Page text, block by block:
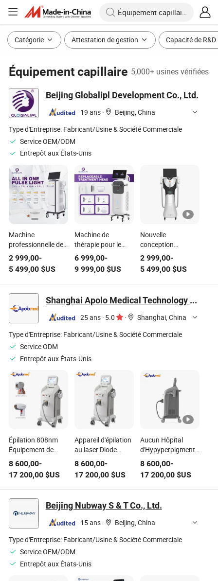
Catégorie Attestation de gestion Capacité de R&D
Équipement capillaire 5,000+ usines vérifiées
Beijing Globalipl Development Co., Ltd.
19 ans ·
Beijing, China
Type d'Entreprise: Fabricant/Usine & Société Commerciale
Service OEM/ODM
Entrepôt aux États-Unis
Machine
professionnelle de
rajeunissement de
la peau et
d'épilation par
lumière pulsée
(IPL+RF) Globalipl,
équipement de
beauté
multifonctionnel
2 999,00-
5 499,00 $US
Machine de
thérapie pour le
rajeunissement de
la peau,
l'élimination des
pigments et des
épilation par IPL,
beauté médicale
6 999,00-
9 999,00$US
Nouvelle
conception
professionnelle
d'équipement de
salon de beauté
pour l'épilation à la
Light Dpl
2 999,00-
5 499,00$US
Shanghai Apolo Medical Technology Co., Ltd.
25 ans · 5.0 ·
Shanghai, China
Type d'Entreprise: Fabricant/Usine & Société Commerciale
Service ODM
Entrepôt aux États-Unis
Épilation 808nm
Équipement de
salon de beauté au
laser diode pour le
rajeunissement de
la peau
8 600,00-
17 200,00 $US
Appareil d'épilation
au laser Diode
808nm Machine de
beauté à épilation
au laser diode
8 600,00-
17 200,00$US
Aucun Hôpital
d'Hypyperpigmentation
810nm Machine
d'Épilation
Équipement de
Beauté au Laser
8 600,00-
17 200,00$US
Beijing Nubway S & T Co., Ltd.
15 ans ·
Beijing, China
Type d'Entreprise: Fabricant/Usine & Société Commerciale
Service OEM/ODM
Entrepôt aux États-Unis